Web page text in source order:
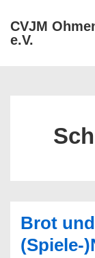
Zum
Inhalt
CVJM
e.V.
Brot
(Spiele-